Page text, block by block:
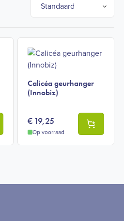
Calicéa geurhanger
(Innobiz)
€19,25
Op voorraad